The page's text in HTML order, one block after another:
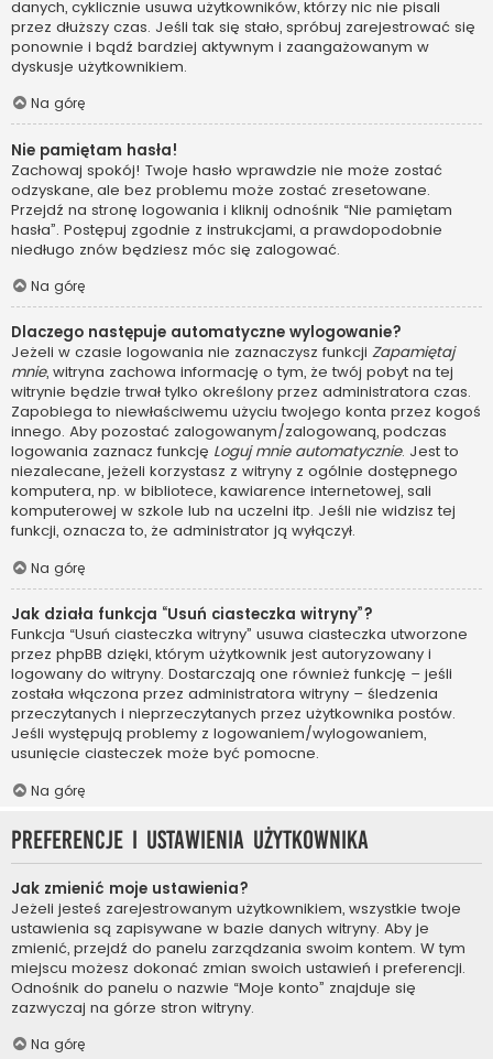
danych, cyklicznie usuwa użytkowników, którzy nic nie pisali
przez dłuższy czas. Jeśli tak się stało, spróbuj zarejestrować się
ponownie i bądź bardziej aktywnym i zaangażowanym w
dyskusje użytkownikiem.
Na górę
Nie pamiętam hasła!
Zachowaj spokój! Twoje hasło wprawdzie nie może zostać
odzyskane, ale bez problemu może zostać zresetowane.
Przejdź na stronę logowania i kliknij odnośnik “Nie pamiętam
hasła”. Postępuj zgodnie z instrukcjami, a prawdopodobnie
niedługo znów będziesz móc się zalogować.
Na górę
Dlaczego następuje automatyczne wylogowanie?
Jeżeli w czasie logowania nie zaznaczysz funkcji Zapamiętaj
mnie, witryna zachowa informację o tym, że twój pobyt na tej
witrynie będzie trwał tylko określony przez administratora czas.
Zapobiega to niewłaściwemu użyciu twojego konta przez kogoś
innego. Aby pozostać zalogowanym/zalogowaną, podczas
logowania zaznacz funkcję Loguj mnie automatycznie. Jest to
niezalecane, jeżeli korzystasz z witryny z ogólnie dostępnego
komputera, np. w bibliotece, kawiarence internetowej, sali
komputerowej w szkole lub na uczelni itp. Jeśli nie widzisz tej
funkcji, oznacza to, że administrator ją wyłączył.
Na górę
Jak działa funkcja “Usuń ciasteczka witryny”?
Funkcja “Usuń ciasteczka witryny” usuwa ciasteczka utworzone
przez phpBB dzięki, którym użytkownik jest autoryzowany i
logowany do witryny. Dostarczają one również funkcję – jeśli
została włączona przez administratora witryny – śledzenia
przeczytanych i nieprzeczytanych przez użytkownika postów.
Jeśli występują problemy z logowaniem/wylogowaniem,
usunięcie ciasteczek może być pomocne.
Na górę
Preferencje i ustawienia użytkownika
Jak zmienić moje ustawienia?
Jeżeli jesteś zarejestrowanym użytkownikiem, wszystkie twoje
ustawienia są zapisywane w bazie danych witryny. Aby je
zmienić, przejdź do panelu zarządzania swoim kontem. W tym
miejscu możesz dokonać zmian swoich ustawień i preferencji.
Odnośnik do panelu o nazwie “Moje konto” znajduje się
zazwyczaj na górze stron witryny.
Na górę